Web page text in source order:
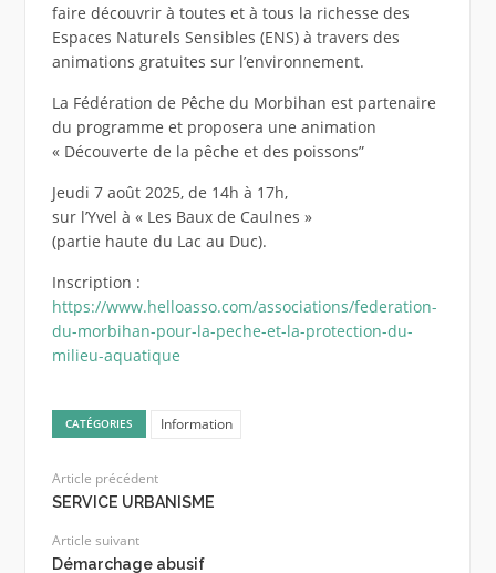
faire découvrir à toutes et à tous la richesse des
Espaces Naturels Sensibles (ENS) à travers des
animations gratuites sur l’environnement.
La Fédération de Pêche du Morbihan est partenaire
du programme et proposera une animation
« Découverte de la pêche et des poissons”
Jeudi 7 août 2025, de 14h à 17h,
sur l’Yvel à « Les Baux de Caulnes »
(partie haute du Lac au Duc).
Inscription :
https://www.helloasso.com/associations/federation-
du-morbihan-pour-la-peche-et-la-protection-du-
milieu-aquatique
CATÉGORIES Information
Article précédent
SERVICE URBANISME
Article suivant
Démarchage abusif